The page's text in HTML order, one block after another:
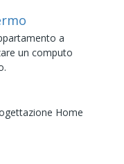
a
un computo
Home